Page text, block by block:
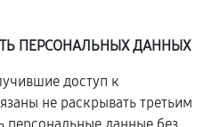
ПЕРСОНАЛЬНЫХ ДАННЫХ
доступ к
не раскрывать третьим